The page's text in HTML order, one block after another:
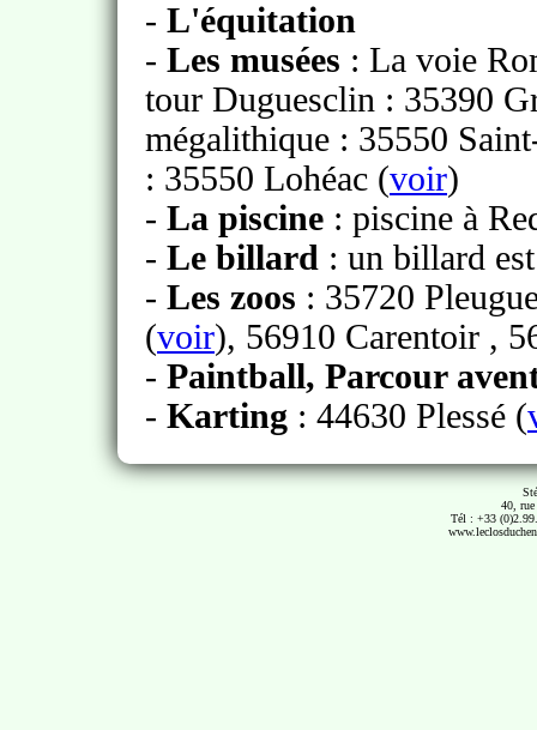
- L'équitation
- Les musées : La voie
tour Duguesclin : 35390
mégalithique : 35550
: 35550 Lohéac (voir)
- La piscine : piscine à
- Le billard : un billard
- Les zoos : 35720
(voir), 56910 Carentoir ,
- Paintball, Parcour
- Karting : 44630 Plessé (
40,
Tél : +33